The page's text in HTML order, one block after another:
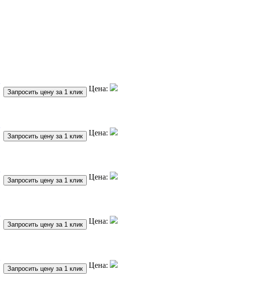
Запросить цену за 1 клик Цена:
Запросить цену за 1 клик Цена:
Запросить цену за 1 клик Цена:
Запросить цену за 1 клик Цена:
Запросить цену за 1 клик Цена: